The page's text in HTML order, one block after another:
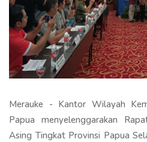
Merauke - Kantor Wilayah
Papua menyelenggarakan
Asing Tingkat Provinsi Papua